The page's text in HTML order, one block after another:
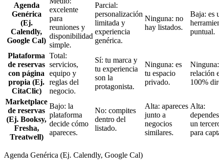
Agenda
Genérica
(Ej.
Calendly,
Google Cal)
excelente
para
reuniones y
disponibilidad
simple.
Parcial:
personalización
limitada y
experiencia
genérica.
Ninguna: no
hay listados.
Baja: es
puntual.
Plataforma
de reservas
con página
propia (Ej.
CitaClic)
Total:
servicios,
equipo y
reglas del
negocio.
Sí: tu marca y
tu experiencia
son la
protagonista.
Ninguna: es
tu espacio
privado.
relación
100%
Marketplace
de reservas
(Ej. Booksy,
Fresha,
Treatwell)
Bajo: la
plataforma
decide cómo
apareces.
No: compites
dentro del
listado.
Alta: apareces
junto a
negocios
similares.
Alta:
un
para
Agenda Genérica (Ej. Calendly, Google Cal)